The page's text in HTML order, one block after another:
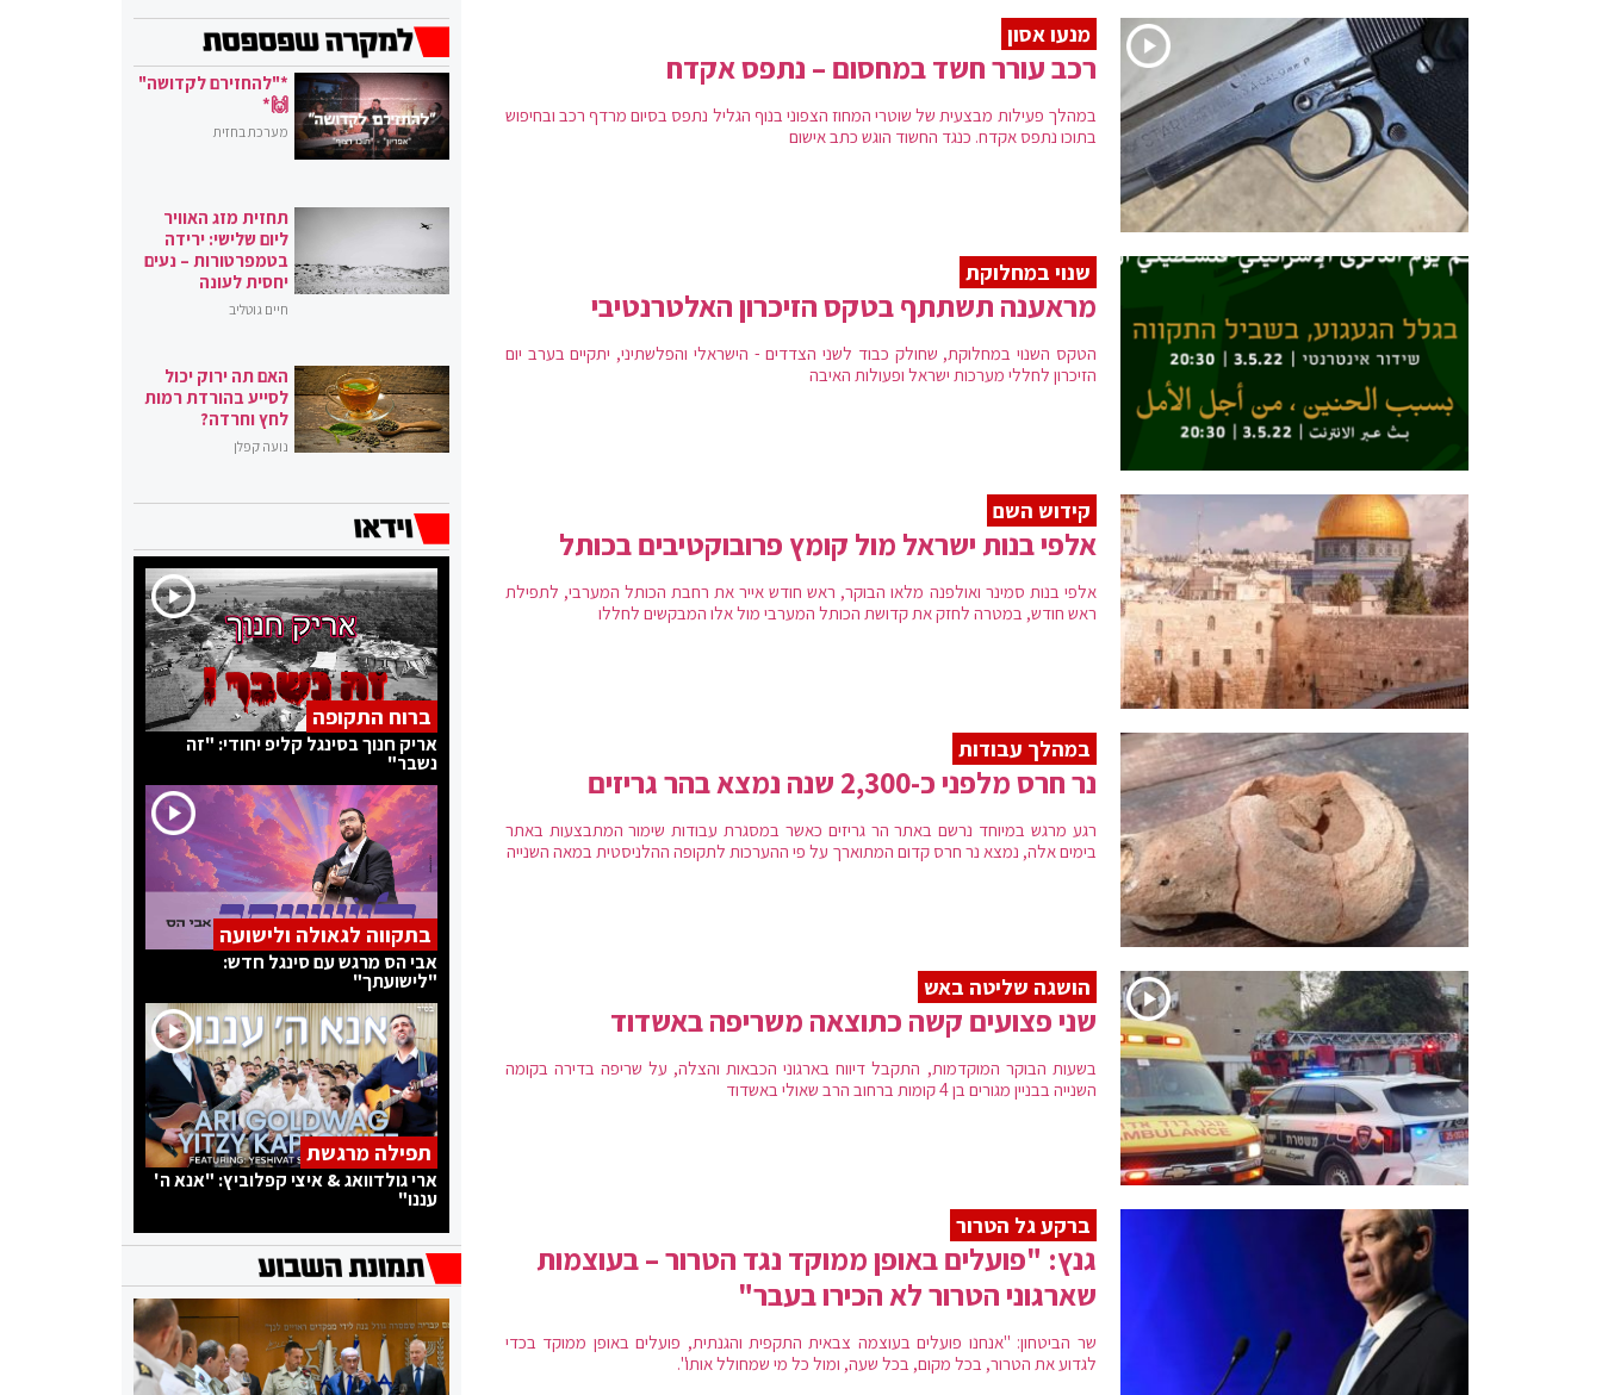
מנעו אסון
רכב עורר חשד במחסום – נתפס אקדח
במהלך פעילות מבצעית של שוטרי המחוז הצפוני בנוף הגליל נתפס בסיום מרדף רכב ובחיפוש
בתוכו נתפס אקדח. כנגד החשוד הוגש כתב אישום
שנוי במחלוקת
מראענה תשתתף בטקס הזיכרון האלטרנטיבי
הטקס השנוי במחלוקת, שחולק כבוד לשני הצדדים - הישראלי והפלשתיני, יתקיים בערב יום
הזיכרון לחללי מערכות ישראל ופעולות האיבה
קידוש השם
אלפי בנות ישראל מול קומץ פרובוקטיבים בכותל
אלפי בנות סמינר ואולפנה מלאו הבוקר, ראש חודש אייר את רחבת הכותל המערבי, לתפילת
ראש חודש, במטרה לחזק את קדושת הכותל המערבי מול אלו המבקשים לחללו
במהלך עבודות
נר חרס מלפני כ-2,300 שנה נמצא בהר גריזים
רגע מרגש במיוחד נרשם באתר הר גריזים כאשר במסגרת עבודות שימור המתבצעות באתר
בימים אלה, נמצא נר חרס קדום המתוארך על פי ההערכות לתקופה ההלניסטית במאה השנייה
הושגה שליטה באש
שני פצועים קשה כתוצאה משריפה באשדוד
בשעות הבוקר המוקדמות, התקבל דיווח בארגוני הכבאות והצלה, על שריפה בדירה בקומה
השנייה בבניין מגורים בן 4 קומות ברחוב הרב שאולי באשדוד
ברקע גל הטרור
גנץ: "פועלים באופן ממוקד נגד הטרור – בעוצמות
שארגוני הטרור לא הכירו בעבר"
שר הביטחון: "אנחנו פועלים בעוצמה צבאית התקפית והגנתית, פועלים באופן ממוקד בכדי
לגדוע את הטרור, בכל מקום, בכל שעה, ומול כל מי שמחולל אותו".
*"להחזירם לקדושה"
🙌*
מערכת בחזית
תחזית מזג האוויר
ליום שלישי: ירידה
בטמפרטורות – נעים
יחסית לעונה
חיים גוטליב
האם תה ירוק יכול
לסייע בהורדת רמות
לחץ וחרדה?
נועה קפלן
ברוח התקופה
אריק חנוך בסינגל קליפ יחודי: "זה
נשבר"
בתקווה לגאולה ולישועה
אבי הס מרגש עם סינגל חדש:
"לישועתך"
תפילה מרגשת
ארי גולדוואג & איצי קפלוביץ: "אנא ה'
עננו"